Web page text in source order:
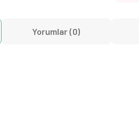
Yorumlar (0)